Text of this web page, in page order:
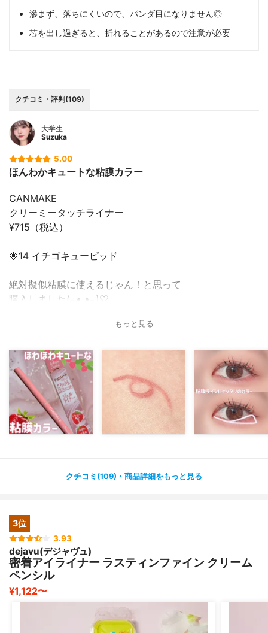
滲まず、落ちにくいので、パンダ目になりません◎
芯を出し過ぎると、折れることがあるので注意が必要
クチコミ・評判(109)
大学生
Suzuka
5.00
ほんわかキュートな粘膜カラー
CANMAKE
クリーミータッチライナー
¥715（税込）
🍓14 イチゴキューピッド
絶対擬似粘膜に使えるじゃん！と思って
購入しました(⑉• •⑉)♡
こんなに可愛い色が1000円以下でいいの...？
クリーミータッチライナーは
描きやすくて落ちにくいから
粘膜ラインの部分は特に擦れやすい部分なので
落ちにくくてこの色っていうのは有難い😭
着画には同時期に発売された
#CANMAK#キャンメイク #クリーミータッチライナー #
もっと見る
クチコミ(109)・商品詳細をもっと見る
3位
3.93
dejavu(デジャヴュ)
密着アイライナー ラスティンファイン クリーム
ペンシル
¥1,122〜